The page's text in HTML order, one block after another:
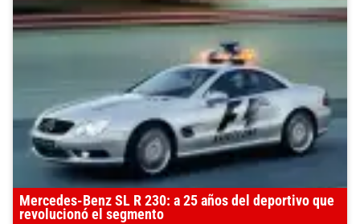
Mercedes-Benz SL R 230: a 25 años del deportivo que
revolucionó el segmento